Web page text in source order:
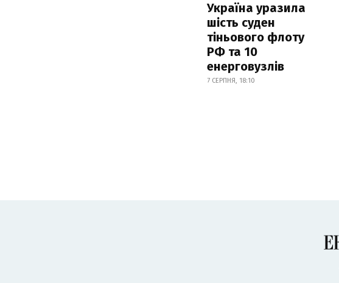
Україна уразила
шість суден
тіньового флоту
РФ та 10
енерговузлів
7 СЕРПНЯ, 18:10